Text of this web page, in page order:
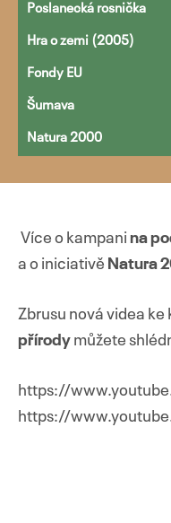
Poslanecká rosnička
Hra o zemi (2005)
Fondy EU
Šumava
Natura 2000
Více o kampani na
a o iniciativě Natura
Zbrusu nová videa ke
přírody můžete
https://
https://